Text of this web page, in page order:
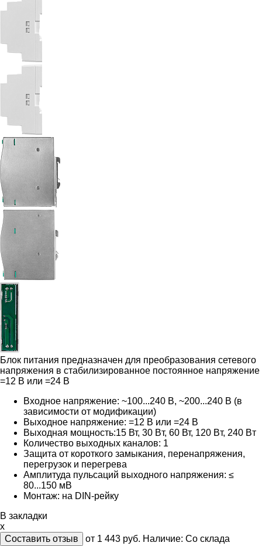
Блок питания предназначен для преобразования сетевого
напряжения в стабилизированное постоянное напряжение
=12 В или =24 В
Входное напряжение: ~100...240 В, ~200...240 В (в
зависимости от модификации)
Выходное напряжение: =12 В или =24 В
Выходная мощность:15 Вт, 30 Bт, 60 Вт, 120 Bт, 240 Bт
Количество выходных каналов: 1
Защита от короткого замыкания, перенапряжения,
перегрузок и перегрева
Амплитуда пульсаций выходного напряжения: ≤
80...150 мВ
Монтаж: на DIN-рейку
В закладки
x
Составить отзыв
от 1 443 руб. Наличие: Со склада